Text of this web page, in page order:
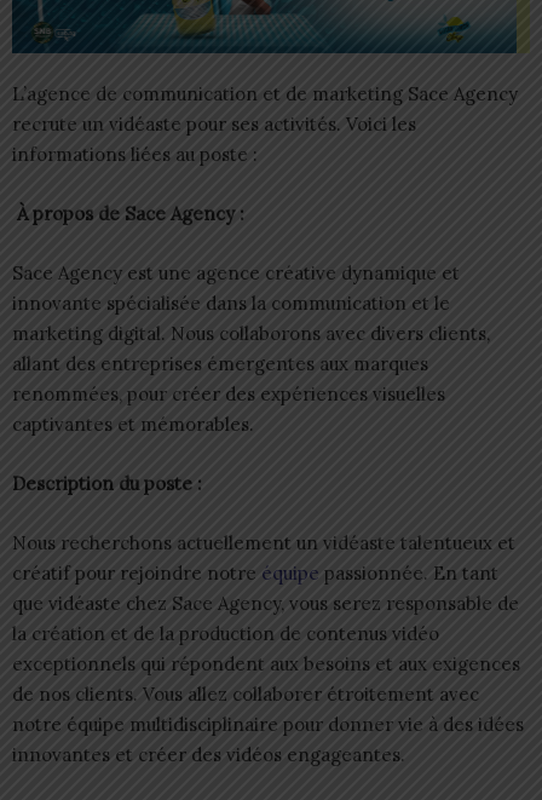
L’agence de communication et de marketing Sace Agency
recrute un vidéaste pour ses activités. Voici les
informations liées au poste :
À propos de Sace Agency :
Sace Agency est une agence créative dynamique et
innovante spécialisée dans la communication et le
marketing digital. Nous collaborons avec divers clients,
allant des entreprises émergentes aux marques
renommées, pour créer des expériences visuelles
captivantes et mémorables.
Description du poste :
Nous recherchons actuellement un vidéaste talentueux et
créatif pour rejoindre notre équipe passionnée. En tant
que vidéaste chez Sace Agency, vous serez responsable de
la création et de la production de contenus vidéo
exceptionnels qui répondent aux besoins et aux exigences
de nos clients. Vous allez collaborer étroitement avec
notre équipe multidisciplinaire pour donner vie à des idées
innovantes et créer des vidéos engageantes.